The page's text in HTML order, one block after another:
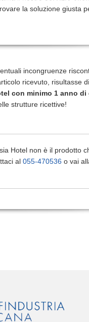
la soluzione giusta
incongruenze
ricevuto, risultasse
con minimo 1 anno di
strutture ricettive!
Hotel non è il prodotto
al 055-470536 o vai